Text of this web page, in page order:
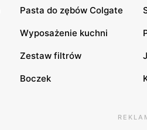
Pasta do zębów Colgate
Wyposażenie kuchni
Zestaw filtrów
Boczek